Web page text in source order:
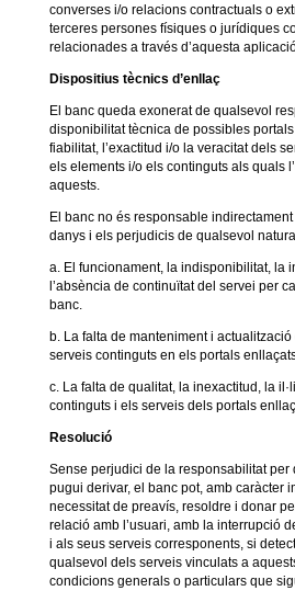
converses i/o relacions contractuals o
terceres persones físiques o jurídiques
relacionades a través d’aquesta
Dispositius tècnics d’enllaç
El banc queda exonerat de qualsevol
disponibilitat tècnica de possibles
fiabilitat, l’exactitud i/o la veracitat dels
els elements i/o els continguts als quals
aquests.
El banc no és responsable
danys i els perjudicis de qualsevol
a. El funcionament, la indisponibilitat, la
l’absència de continuïtat del servei per
banc.
b. La falta de manteniment i
serveis continguts en els portals
c. La falta de qualitat, la inexactitud, la
continguts i els serveis dels portals
Resolució
Sense perjudici de la responsabilitat per
pugui derivar, el banc pot, amb caràcter
necessitat de preavís, resoldre i donar
relació amb l’usuari, amb la interrupció
i als seus serveis corresponents, si
qualsevol dels serveis vinculats a
condicions generals o particulars que